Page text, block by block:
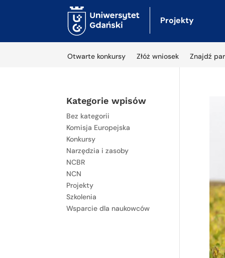
Projekty
Otwarte konkursy Złóż wniosek Znajdź
Kategorie wpisów
Bez kategorii
Komisja Europejska
Konkursy
Narzędzia i zasoby
NCBR
NCN
Projekty
Szkolenia
Wsparcie dla naukowców